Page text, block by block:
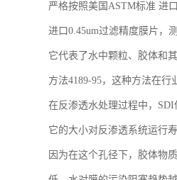
严格按照美国ASTM标准 进
进口0.45um过滤精度膜片，
它代表了水中颗粒、胶体和
方法4189-95，这种方法在行
在反渗透水处理过程中，
它的大小对反渗透系统运行
因为在这个孔径下，胶体物